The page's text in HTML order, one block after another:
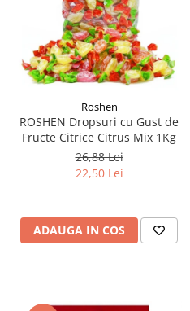
Roshen
ROSHEN Dropsuri cu Gust de
Fructe Citrice Citrus Mix 1Kg
26,88 Lei
22,50 Lei
ADAUGA IN COS